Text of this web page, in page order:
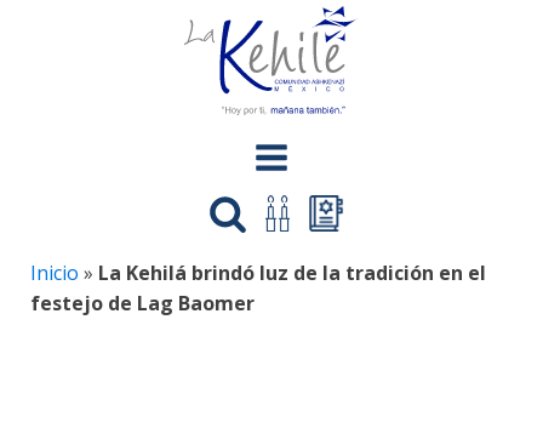
Inicio » La Kehilá brindó luz de la tradición en el
festejo de Lag Baomer